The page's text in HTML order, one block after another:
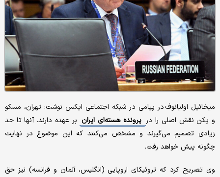
میخائیل اولیانوف در پیامی در شبکه اجتماعی ایکس نوشت: تهران، مسکو
و پکن نقش اصلی را در پرونده هسته‌ای ایران بر عهده دارند. آنها تا حد
زیادی تصمیم می‌گیرند و مشخص می‌کنند که این موضوع در نهایت
چگونه پیش خواهد رفت.
وی تصریح کرد که تروئیکای اروپایی (انگلیس، آلمان و فرانسه) نیز حق